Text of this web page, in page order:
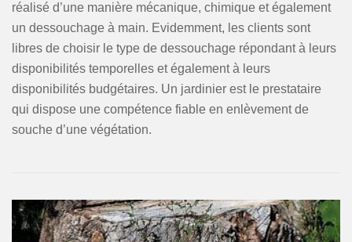
réalisé d’une manière mécanique, chimique et également
un dessouchage à main. Evidemment, les clients sont
libres de choisir le type de dessouchage répondant à leurs
disponibilités temporelles et également à leurs
disponibilités budgétaires. Un jardinier est le prestataire
qui dispose une compétence fiable en enlèvement de
souche d’une végétation.